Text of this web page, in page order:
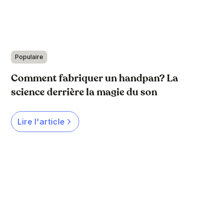
Populaire
Comment fabriquer un handpan? La
science derrière la magie du son
Lire l'article